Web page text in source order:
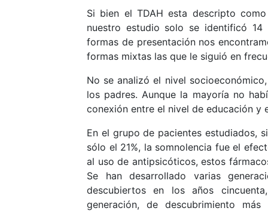
Si bien el TDAH esta descripto
nuestro estudio solo se identificó
formas de presentación nos
formas mixtas las que le siguió en
No se analizó el nivel
los padres. Aunque la mayoría no
conexión entre el nivel de educación y
En el grupo de pacientes estudiados,
sólo el 21%, la somnolencia fue el
al uso de antipsicóticos, estos
Se han desarrollado varias
descubiertos en los años
generación, de descubrimiento